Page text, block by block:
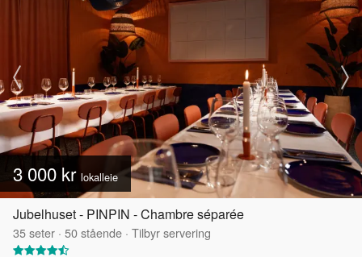
3 000 kr lokalleie
Jubelhuset - PINPIN - Chambre séparée
35seter · 50stående · Tilbyr servering